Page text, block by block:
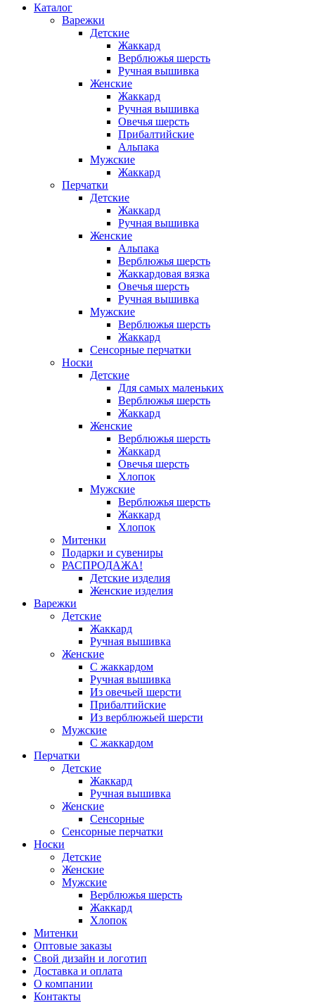
Каталог
Варежки
Детские
Жаккард
Верблюжья шерсть
Ручная вышивка
Женские
Жаккард
Ручная вышивка
Овечья шерсть
Прибалтийские
Альпака
Мужские
Жаккард
Перчатки
Детские
Жаккард
Ручная вышивка
Женские
Альпака
Верблюжья шерсть
Жаккардовая вязка
Овечья шерсть
Ручная вышивка
Мужские
Верблюжья шерсть
Жаккард
Сенсорные перчатки
Носки
Детские
Для самых маленьких
Верблюжья шерсть
Жаккард
Женские
Верблюжья шерсть
Жаккард
Овечья шерсть
Хлопок
Мужские
Верблюжья шерсть
Жаккард
Хлопок
Митенки
Подарки и сувениры
РАСПРОДАЖА!
Детские изделия
Женские изделия
Варежки
Детские
Жаккард
Ручная вышивка
Женские
С жаккардом
Ручная вышивка
Из овечьей шерсти
Прибалтийские
Из верблюжьей шерсти
Мужские
С жаккардом
Перчатки
Детские
Жаккард
Ручная вышивка
Женские
Сенсорные
Сенсорные перчатки
Носки
Детские
Женские
Мужские
Верблюжья шерсть
Жаккард
Хлопок
Митенки
Оптовые заказы
Свой дизайн и логотип
Доставка и оплата
О компании
Контакты